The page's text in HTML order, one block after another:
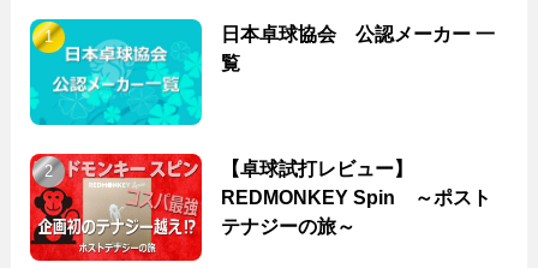
日本卓球協会 公認メーカー 一
覧
【卓球試打レビュー】
REDMONKEY Spin ～ポスト
テナジーの旅～